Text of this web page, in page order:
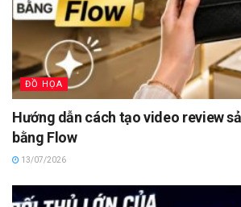
ĐỒ HỌA
Hướng dẫn cách tạo video review
bằng Flow
13/07/2026